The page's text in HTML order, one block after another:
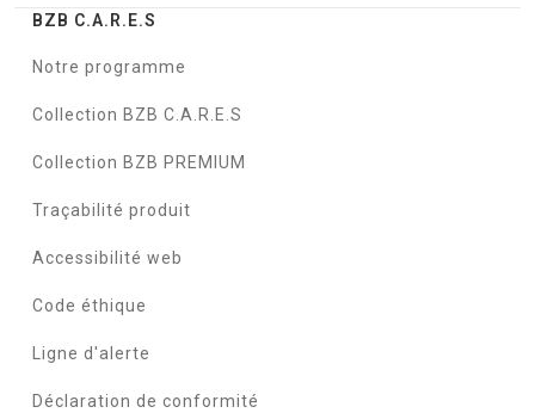
BZB C.A.R.E.S
Notre programme
Collection BZB C.A.R.E.S
Collection BZB PREMIUM
Traçabilité produit
Accessibilité web
Code éthique
Ligne d'alerte
Déclaration de conformité